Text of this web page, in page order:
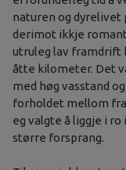
naturen og dyrelivet
derimot ikkje
utruleg lav framdrift
åtte kilometer. Det
med høg vasstand
forholdet mellom
eg valgte å liggje i
større forsprang.